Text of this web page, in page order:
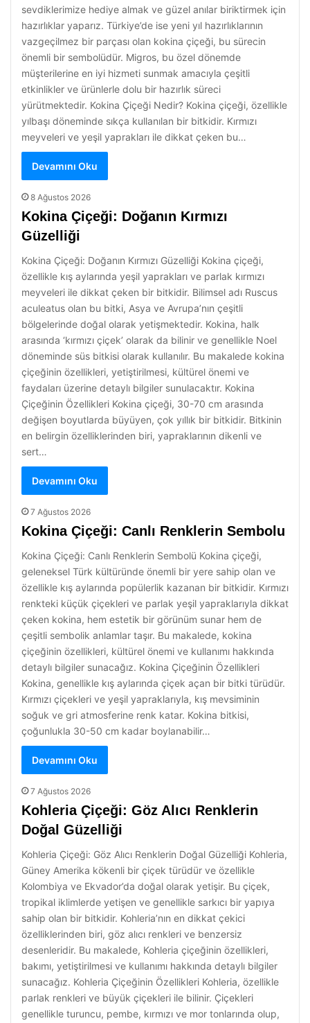
sevdiklerimize hediye almak ve güzel anılar biriktirmek için
hazırlıklar yaparız. Türkiye’de ise yeni yıl hazırlıklarının
vazgeçilmez bir parçası olan kokina çiçeği, bu sürecin
önemli bir sembolüdür. Migros, bu özel dönemde
müşterilerine en iyi hizmeti sunmak amacıyla çeşitli
etkinlikler ve ürünlerle dolu bir hazırlık süreci
yürütmektedir. Kokina Çiçeği Nedir? Kokina çiçeği, özellikle
yılbaşı döneminde sıkça kullanılan bir bitkidir. Kırmızı
meyveleri ve yeşil yaprakları ile dikkat çeken bu…
Devamını Oku
8 Ağustos 2026
Kokina Çiçeği: Doğanın Kırmızı
Güzelliği
Kokina Çiçeği: Doğanın Kırmızı Güzelliği Kokina çiçeği,
özellikle kış aylarında yeşil yaprakları ve parlak kırmızı
meyveleri ile dikkat çeken bir bitkidir. Bilimsel adı Ruscus
aculeatus olan bu bitki, Asya ve Avrupa’nın çeşitli
bölgelerinde doğal olarak yetişmektedir. Kokina, halk
arasında ‘kırmızı çiçek’ olarak da bilinir ve genellikle Noel
döneminde süs bitkisi olarak kullanılır. Bu makalede kokina
çiçeğinin özellikleri, yetiştirilmesi, kültürel önemi ve
faydaları üzerine detaylı bilgiler sunulacaktır. Kokina
Çiçeğinin Özellikleri Kokina çiçeği, 30-70 cm arasında
değişen boyutlarda büyüyen, çok yıllık bir bitkidir. Bitkinin
en belirgin özelliklerinden biri, yapraklarının dikenli ve
sert…
Devamını Oku
7 Ağustos 2026
Kokina Çiçeği: Canlı Renklerin Sembolu
Kokina Çiçeği: Canlı Renklerin Sembolü Kokina çiçeği,
geleneksel Türk kültüründe önemli bir yere sahip olan ve
özellikle kış aylarında popülerlik kazanan bir bitkidir. Kırmızı
renkteki küçük çiçekleri ve parlak yeşil yapraklarıyla dikkat
çeken kokina, hem estetik bir görünüm sunar hem de
çeşitli sembolik anlamlar taşır. Bu makalede, kokina
çiçeğinin özellikleri, kültürel önemi ve kullanımı hakkında
detaylı bilgiler sunacağız. Kokina Çiçeğinin Özellikleri
Kokina, genellikle kış aylarında çiçek açan bir bitki türüdür.
Kırmızı çiçekleri ve yeşil yapraklarıyla, kış mevsiminin
soğuk ve gri atmosferine renk katar. Kokina bitkisi,
çoğunlukla 30-50 cm kadar boylanabilir…
Devamını Oku
7 Ağustos 2026
Kohleria Çiçeği: Göz Alıcı Renklerin
Doğal Güzelliği
Kohleria Çiçeği: Göz Alıcı Renklerin Doğal Güzelliği Kohleria,
Güney Amerika kökenli bir çiçek türüdür ve özellikle
Kolombiya ve Ekvador’da doğal olarak yetişir. Bu çiçek,
tropikal iklimlerde yetişen ve genellikle sarkıcı bir yapıya
sahip olan bir bitkidir. Kohleria’nın en dikkat çekici
özelliklerinden biri, göz alıcı renkleri ve benzersiz
desenleridir. Bu makalede, Kohleria çiçeğinin özellikleri,
bakımı, yetiştirilmesi ve kullanımı hakkında detaylı bilgiler
sunacağız. Kohleria Çiçeğinin Özellikleri Kohleria, özellikle
parlak renkleri ve büyük çiçekleri ile bilinir. Çiçekleri
genellikle turuncu, pembe, kırmızı ve mor tonlarında olup,